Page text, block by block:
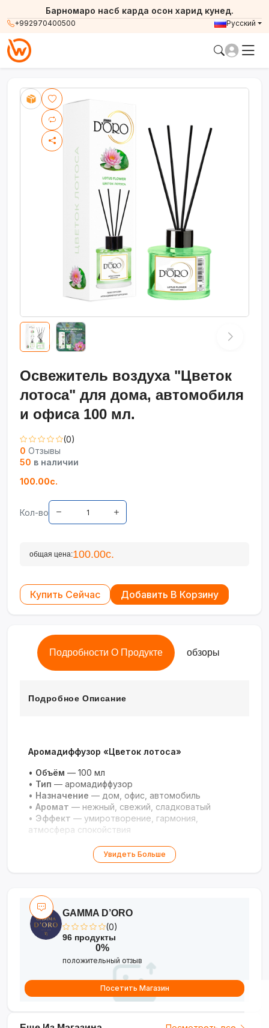
+992970400500
Барномаро насб карда осон харид кунед.
Русский
Освежитель воздуха "Цветок
лотоса" для дома, автомобиля
и офиса 100 мл.
(0)
0 Отзывы
50 в наличии
100.00с.
Кол-во
общая цена:100.00с.
Купить Сейчас Добавить В Корзину
Подробности О Продукте обзоры
Подробное Описание
Аромадиффузор «Цветок лотоса»
• Объём — 100 мл
• Тип — аромадиффузор
• Назначение — дом, офис, автомобиль
• Аромат — нежный, свежий, сладковатый
• Эффект — умиротворение, гармония,
атмосфера спокойствия
Увидеть Больше
GAMMA D’ORO
(0)
96 продукты
0%
положительный отзыв
Посетить Магазин